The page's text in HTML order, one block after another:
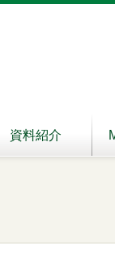
資料紹介